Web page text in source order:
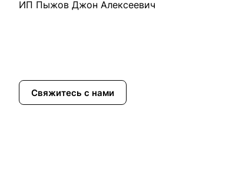
ИП Пыжов Джон Алексеевич
Свяжитесь с нами